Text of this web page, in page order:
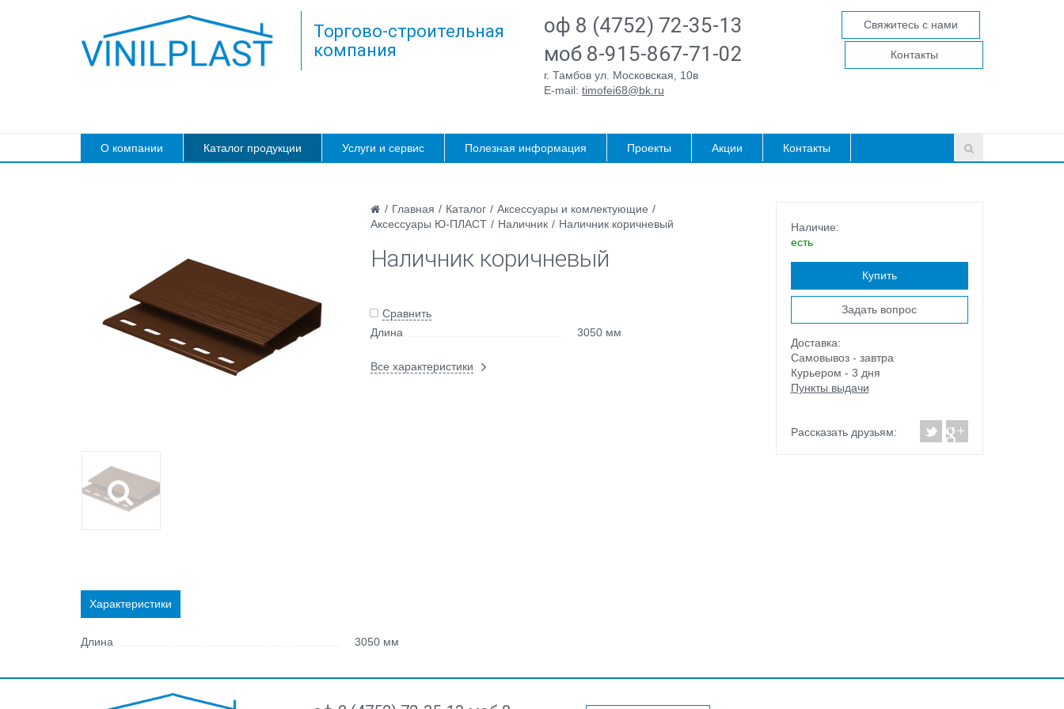
Торгово-строительная
компания
оф 8 (4752) 72-35-13
моб 8-915-867-71-02
г. Тамбов ул. Московская, 10в
E-mail: timofei68@bk.ru
Свяжитесь с нами
Контакты
О компании Каталог продукции Услуги и сервис Полезная информация Проекты Акции Контакты
/ Главная / Каталог / Аксессуары и комлектующие /
Аксессуары Ю-ПЛАСТ / Наличник / Наличник коричневый
Наличник коричневый
Сравнить
Длина
3050 мм
Все характеристики
Наличие:
есть
Купить
Задать вопрос
Доставка:
Самовывоз - завтра
Курьером - 3 дня
Пункты выдачи
Рассказать друзьям:
Характеристики
Длина 3050 мм